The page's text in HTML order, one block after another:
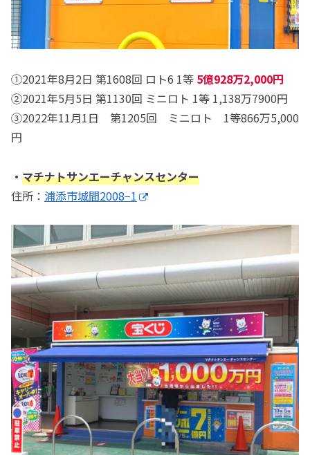
①2021年8月2日 第1608回 ロト6 1等 5億928万2,000円
②2021年5月5日 第1130回 ミニロト 1等 1,138万7900円
③2022年11月1日 第1205回 ミニロト 1等866万5,000
円
・ マチナトサンエーチャンスセンター
住所： 浦添市城間2008−1